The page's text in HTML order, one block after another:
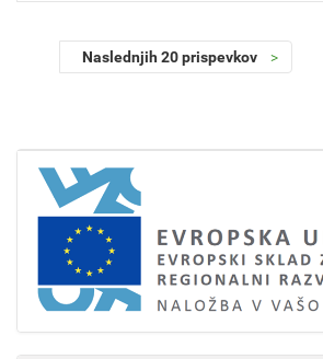
Naslednjih 20 prispevkov